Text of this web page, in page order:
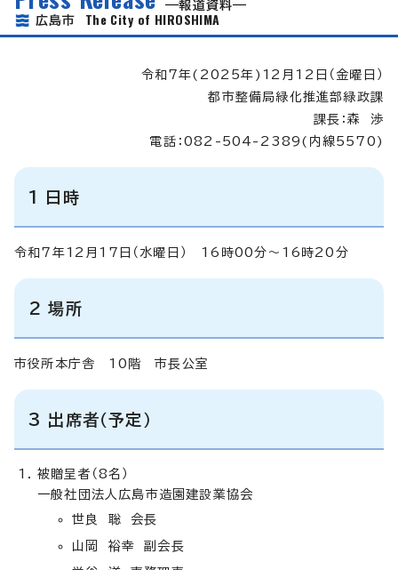
報道資料
広島市 The City of HIROSHIMA
令和7年(2025年)12月12日（金曜日）
都市整備局緑化推進部緑政課
課長：森 渉
電話：082-504-2389(内線5570)
1 日時
令和7年12月17日（水曜日） 16時00分～16時20分
2 場所
市役所本庁舎 10階 市長公室
3 出席者（予定）
被贈呈者（8名）
一般社団法人広島市造園建設業協会
世良 聡 会長
山岡 裕幸 副会長